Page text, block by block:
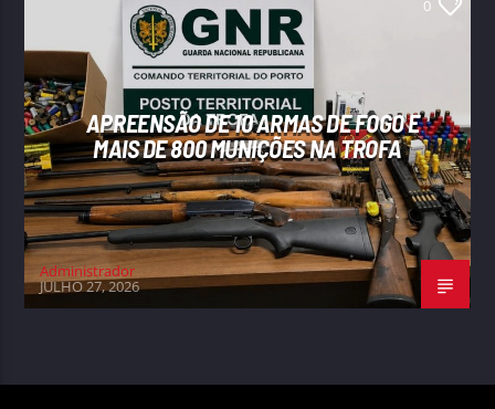
0
APREENSÃO DE 10 ARMAS DE FOGO E
MAIS DE 800 MUNIÇÕES NA TROFA
Administrador
JULHO 27, 2026